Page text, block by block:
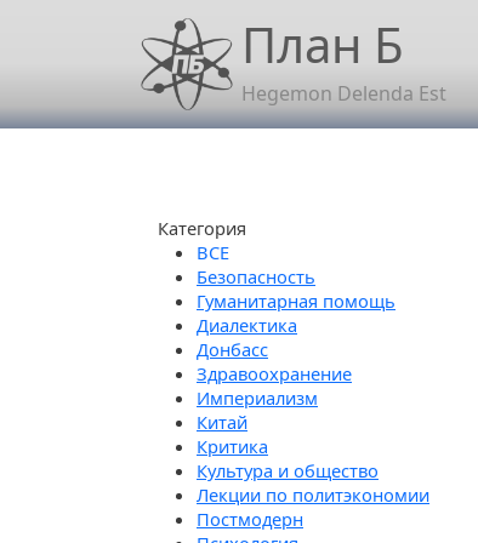
Перейти к основному содержаниюПлан Б
Hegemon Delenda Est
Категория
Безопасность
Гуманитарная помощь
Диалектика
Донбасс
Здравоохранение
Империализм
Китай
Критика
Культура и общество
Лекции по политэкономии
Постмодерн